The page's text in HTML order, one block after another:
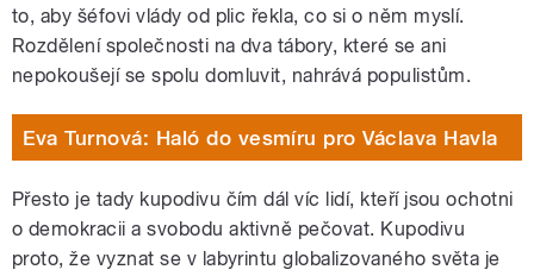
to, aby šéfovi vlády od plic řekla, co si o něm myslí.
Rozdělení společnosti na dva tábory, které se ani
nepokoušejí se spolu domluvit, nahrává populistům.
Eva Turnová: Haló do vesmíru pro Václava Havla
Přesto je tady kupodivu čím dál víc lidí, kteří jsou ochotni
o demokracii a svobodu aktivně pečovat. Kupodivu
proto, že vyznat se v labyrintu globalizovaného světa je